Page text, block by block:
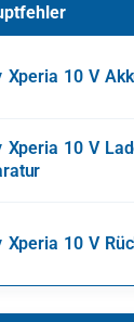
Xperia 10 V
Xperia 10 V
Xperia 10 V